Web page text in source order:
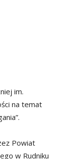
im.
na temat
Powiat
w Rudniku